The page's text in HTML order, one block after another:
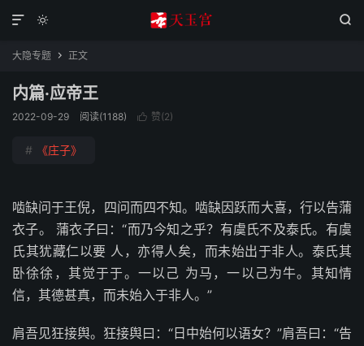
 

大隐专题  正文
内篇·应帝王
2022-09-29 阅读(1188)  赞(2)
# 《庄子》
啮缺问于王倪，四问而四不知。啮缺因跃而大喜，行以告蒲
衣子。 蒲衣子曰：“而乃今知之乎？有虞氏不及泰氏。有虞
氏其犹藏仁以要 人，亦得人矣，而未始出于非人。泰氏其
卧徐徐，其觉于于。一以己 为马，一以己为牛。其知情
信，其德甚真，而未始入于非人。”
肩吾见狂接舆。狂接舆曰：“日中始何以语女？”肩吾曰：“告